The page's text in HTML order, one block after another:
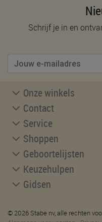
Schrijf je in en
Onze winkels
Contact
Service
Shoppen
Geboortelijsten
Keuzehulpen
Gidsen
© 2026 Stabe nv, alle rechten